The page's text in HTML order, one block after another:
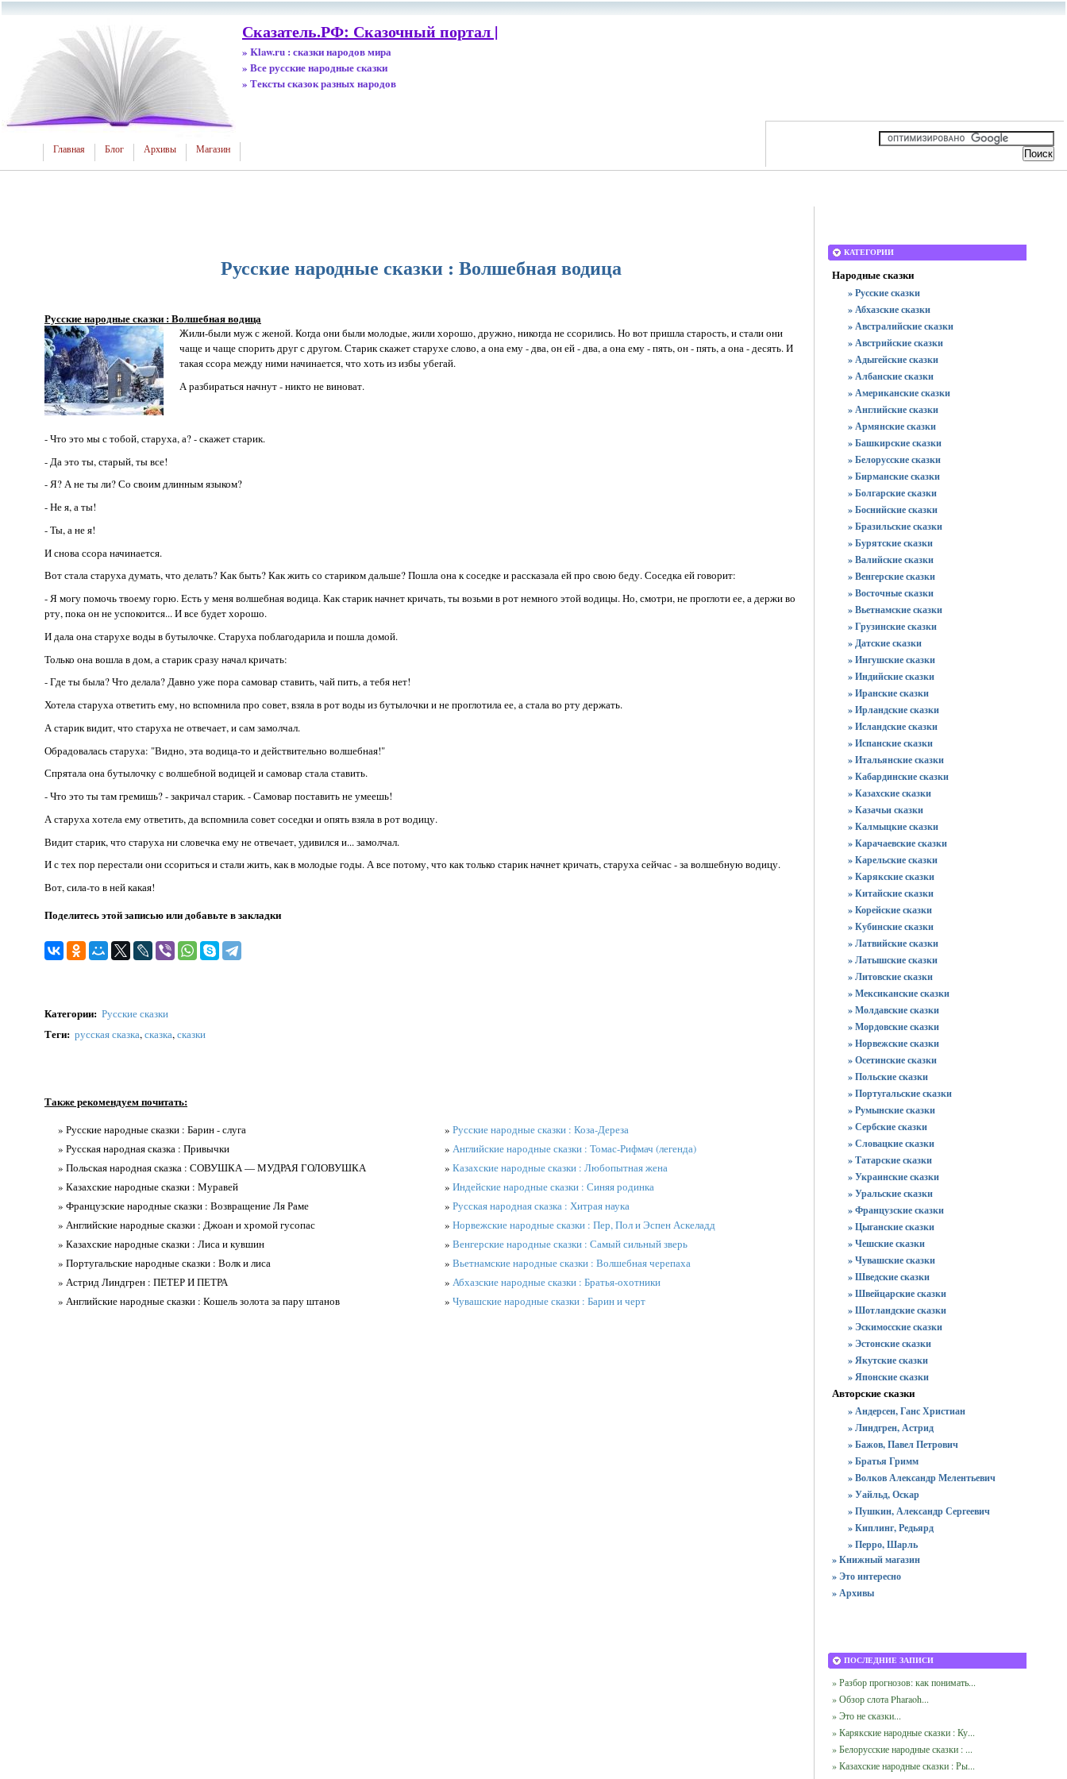
Сказатель.РФ: Сказочный портал |
» Klaw.ru : сказки народов мира
» Все русские народные сказки
» Тексты сказок разных народов
Главная Блог Архивы Магазин
Русские народные сказки : Волшебная водица
Русские народные сказки : Волшебная водица
Жили-были муж с женой. Когда они были молодые, жили хорошо, дружно, никогда не ссорились. Но вот пришла старость, и стали они
чаще и чаще спорить друг с другом. Старик скажет старухе слово, а она ему - два, он ей - два, а она ему - пять, он - пять, а она - десять. И
такая ссора между ними начинается, что хоть из избы убегай.
А разбираться начнут - никто не виноват.
- Что это мы с тобой, старуха, а? - скажет старик.
- Да это ты, старый, ты все!
- Я? А не ты ли? Со своим длинным языком?
- Не я, а ты!
- Ты, а не я!
И снова ссора начинается.
Вот стала старуха думать, что делать? Как быть? Как жить со стариком дальше? Пошла она к соседке и рассказала ей про свою беду. Соседка ей говорит:
- Я могу помочь твоему горю. Есть у меня волшебная водица. Как старик начнет кричать, ты возьми в рот немного этой водицы. Но, смотри, не проглоти ее, а держи во
рту, пока он не успокоится... И все будет хорошо.
И дала она старухе воды в бутылочке. Старуха поблагодарила и пошла домой.
Только она вошла в дом, а старик сразу начал кричать:
- Где ты была? Что делала? Давно уже пора самовар ставить, чай пить, а тебя нет!
Хотела старуха ответить ему, но вспомнила про совет, взяла в рот воды из бутылочки и не проглотила ее, а стала во рту держать.
А старик видит, что старуха не отвечает, и сам замолчал.
Обрадовалась старуха: "Видно, эта водица-то и действительно волшебная!"
Спрятала она бутылочку с волшебной водицей и самовар стала ставить.
- Что это ты там гремишь? - закричал старик. - Самовар поставить не умеешь!
А старуха хотела ему ответить, да вспомнила совет соседки и опять взяла в рот водицу.
Видит старик, что старуха ни словечка ему не отвечает, удивился и... замолчал.
И с тех пор перестали они ссориться и стали жить, как в молодые годы. А все потому, что как только старик начнет кричать, старуха сейчас - за волшебную водицу.
Вот, сила-то в ней какая!
Поделитесь этой записью или добавьте в закладки
Категории: Русские сказки
Теги: русская сказка,сказка,сказки
Также рекомендуем почитать:
» Русские народные сказки : Барин - слуга
» Русская народная сказка : Привычки
» Польская народная сказка : СОВУШКА — МУДРАЯ ГОЛОВУШКА
» Казахские народные сказки : Муравей
» Французские народные сказки : Возвращение Ля Раме
» Английские народные сказки : Джоан и хромой гусопас
» Казахские народные сказки : Лиса и кувшин
» Португальские народные сказки : Волк и лиса
» Астрид Линдгрен : ПЕТЕР И ПЕТРА
» Английские народные сказки : Кошель золота за пару штанов
» Русские народные сказки : Коза-Дереза
» Английские народные сказки : Томас-Рифмач (легенда)
» Казахские народные сказки : Любопытная жена
» Индейские народные сказки : Синяя родинка
» Русская народная сказка : Хитрая наука
» Норвежские народные сказки : Пер, Пол и Эспен Аскеладд
» Венгерские народные сказки : Самый сильный зверь
» Вьетнамские народные сказки : Волшебная черепаха
» Абхазские народные сказки : Братья-охотники
» Чувашские народные сказки : Барин и черт
КАТЕГОРИИ
Народные сказки
» Русские сказки
» Абхазские сказки
» Австралийские сказки
» Австрийские сказки
» Адыгейские сказки
» Албанские сказки
» Американские сказки
» Английские сказки
» Армянские сказки
» Башкирские сказки
» Белорусские сказки
» Бирманские сказки
» Болгарские сказки
» Боснийские сказки
» Бразильские сказки
» Бурятские сказки
» Валийские сказки
» Венгерские сказки
» Восточные сказки
» Вьетнамские сказки
» Грузинские сказки
» Датские сказки
» Ингушские сказки
» Индийские сказки
» Иранские сказки
» Ирландские сказки
» Исландские сказки
» Испанские сказки
» Итальянские сказки
» Кабардинские сказки
» Казахские сказки
» Казачьи сказки
» Калмыцкие сказки
» Карачаевские сказки
» Карельские сказки
» Карякские сказки
» Китайские сказки
» Корейские сказки
» Кубинские сказки
» Латвийские сказки
» Латышские сказки
» Литовские сказки
» Мексиканские сказки
» Молдавские сказки
» Мордовские сказки
» Норвежские сказки
» Осетинские сказки
» Польские сказки
» Португальские сказки
» Румынские сказки
» Сербские сказки
» Словацкие сказки
» Татарские сказки
» Украинские сказки
» Уральские сказки
» Французские сказки
» Цыганские сказки
» Чешские сказки
» Чувашские сказки
» Шведские сказки
» Швейцарские сказки
» Шотландские сказки
» Эскимосские сказки
» Эстонские сказки
» Якутские сказки
» Японские сказки
Авторские сказки
» Андерсен, Ганс Христиан
» Линдгрен, Астрид
» Бажов, Павел Петрович
» Братья Гримм
» Волков Александр Мелентьевич
» Уайльд, Оскар
» Пушкин, Александр Сергеевич
» Киплинг, Редьярд
» Перро, Шарль
» Книжный магазин
» Это интересно
» Архивы
ПОСЛЕДНИЕ ЗАПИСИ
» Разбор прогнозов: как понимать...
» Обзор слота Pharaoh...
» Это не сказки...
» Карякские народные сказки : Ку...
» Белорусские народные сказки : ...
» Казахские народные сказки : Ры...